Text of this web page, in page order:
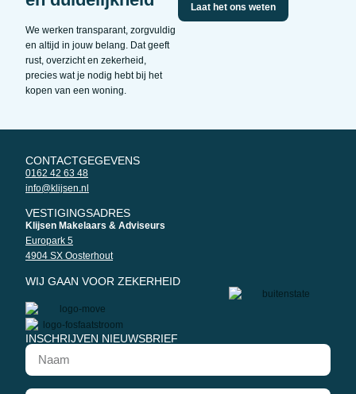
We werken transparant, zorgvuldig
en altijd in jouw belang. Dat geeft
rust, overzicht en zekerheid,
precies wat je nodig hebt bij het
kopen van een woning.
Laat het ons weten
CONTACTGEGEVENS
0162 42 63 48
info@klijsen.nl
VESTIGINGSADRES
Klijsen Makelaars & Adviseurs
Europark 5
4904 SX Oosterhout
WIJ GAAN VOOR ZEKERHEID
INSCHRIJVEN NIEUWSBRIEF